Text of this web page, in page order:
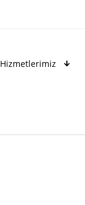
Hizmetlerimiz